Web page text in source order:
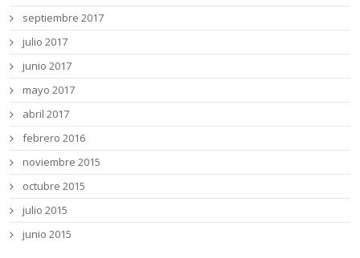
septiembre 2017
julio 2017
junio 2017
mayo 2017
abril 2017
febrero 2016
noviembre 2015
octubre 2015
julio 2015
junio 2015